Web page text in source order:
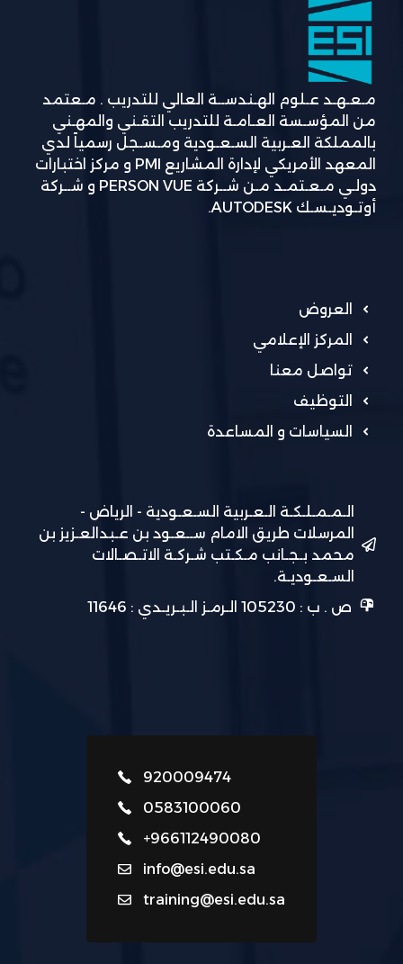
مـعـهـد عـلوم الهـندســة العالي للتدريب . مـعتمد
من المؤسـسة العـامـة للتدريب التقـني والمهـني
بالمملكة العـربية السـعـودية ومـسـجل رسمياً لدي
المعهد الأمريكي لإدارة المشاريع PMI و مركز اختبارات
دولـي مـعـتمـد مـن شــركة PERSON VUE و شــركة
أوتـوديـسـك AUTODESK.
العروض
المركز الإعلامي
تواصل معنا
التوظيف
السياسات و المساعدة
الـمـمـلـكـة الـعـربية السـعـودية - الرياض -
المرسلات طريق الامام ســعـود بن عـبدالعـزيز بن
محمد بـجـانب مـكـتب شـركـة الاتـصـالات
السـعـوديـة.
ص . ب : 105230 الـرمـز الـبـريـدي : 11646
920009474
0583100060
+966112490080
info@esi.edu.sa
training@esi.edu.sa